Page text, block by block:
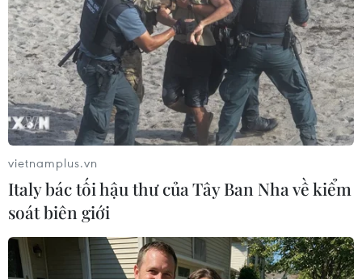
TIN LIÊN QUAN
vietnamplus.vn
Italy bác tối hậu thư của Tây Ban Nha về kiểm
soát biên giới